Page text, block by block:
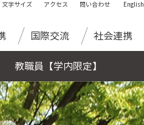
国際交流 社会連携
文字サイズ アクセス 問い合わせ English
教職員【学内限定】